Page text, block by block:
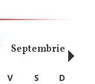
Septembrie
V S
D